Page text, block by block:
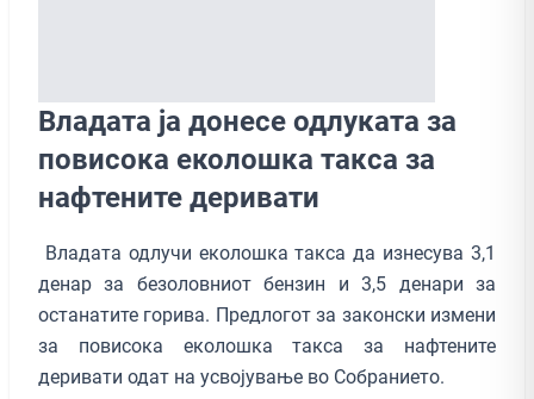
Владата ја донесе одлуката за
повисока еколошка такса за
нафтените деривати
Владата одлучи еколошка такса да изнесува 3,1
денар за безоловниот бензин и 3,5 денари за
останатите горива. Предлогот за законски измени
за повисока еколошка такса за нафтените
деривати одат на усвојување во Собранието.